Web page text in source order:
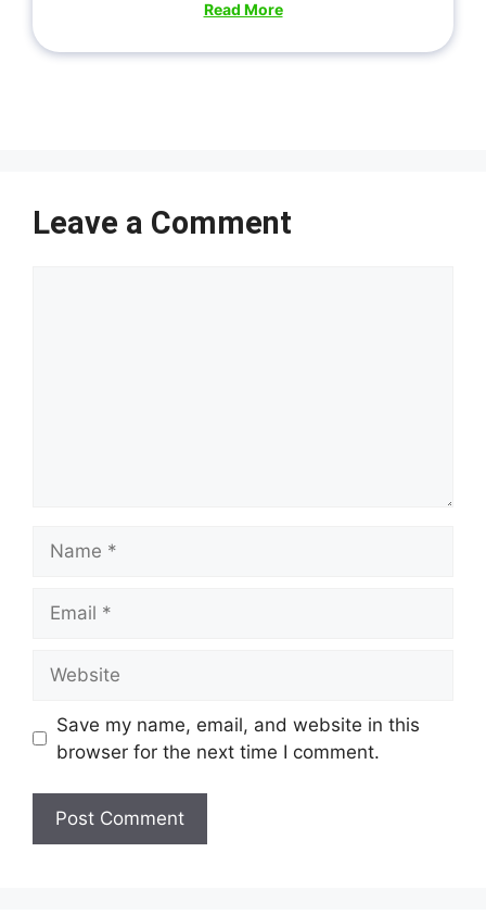
Read More
Leave a Comment
Save my name, email, and website in this
browser for the next time I comment.